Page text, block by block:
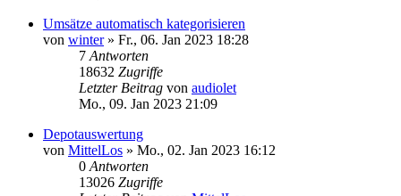
Umsätze automatisch kategorisieren
von winter» Fr., 06. Jan 2023 18:28
7 Antworten
18632 Zugriffe
Letzter Beitrag von audiolet
Mo., 09. Jan 2023 21:09
Depotauswertung
von MittelLos » Mo., 02. Jan 2023 16:12
0 Antworten
13026 Zugriffe